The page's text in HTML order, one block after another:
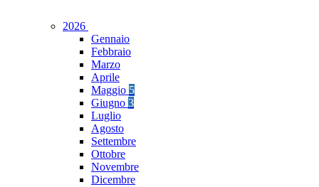
2026
Gennaio
Febbraio
Marzo
Aprile
Maggio 5
Giugno 3
Luglio
Agosto
Settembre
Ottobre
Novembre
Dicembre